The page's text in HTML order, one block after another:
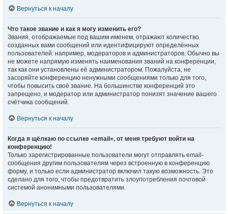
Вернуться к началу
Что такое звание и как я могу изменить его?
Звания, отображаемые под вашим именем, отражают количество
созданных вами сообщений или идентифицируют определённых
пользователей: например, модераторов и администраторов. Обычно вы
не можете напрямую изменять наименования званий на конференции,
так как они установлены её администратором. Пожалуйста, не
засоряйте конференцию ненужными сообщениями только для того,
чтобы повысить своё звание. На большинстве конференций это
запрещено, и модератор или администратор понизят значение вашего
счётчика сообщений.
Вернуться к началу
Когда я щёлкаю по ссылке «email», от меня требуют войти на
конференцию!
Только зарегистрированные пользователи могут отправлять email-
сообщения другим пользователям через встроенную в конференцию
форму, и только если администратор включил такую возможность. Это
сделано для того, чтобы предотвратить злоупотребления почтовой
системой анонимными пользователями.
Вернуться к началу